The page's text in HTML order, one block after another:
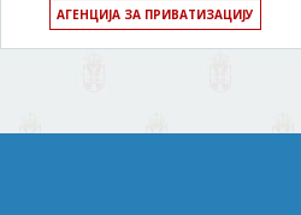
АГЕНЦИЈА ЗА ПРИВАТИЗАЦИЈУ